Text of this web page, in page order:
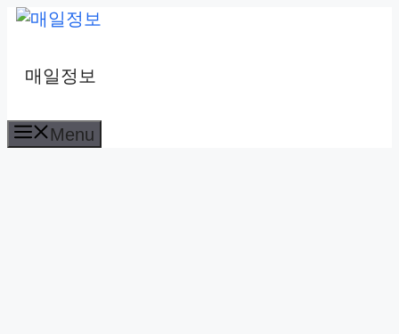
컨
너
매일정보
Menu